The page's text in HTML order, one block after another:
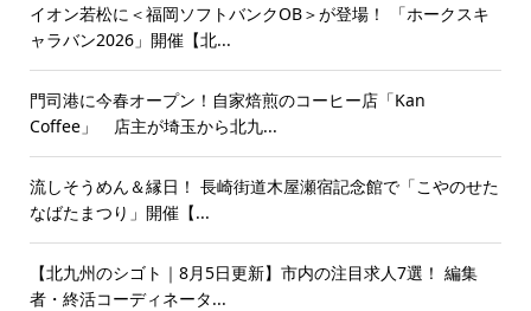
イオン若松に＜福岡ソフトバンクOB＞が登場！ 「ホークスキ
ャラバン2026」開催【北...
門司港に今春オープン！自家焙煎のコーヒー店「Kan
Coffee」 店主が埼玉から北九...
流しそうめん＆縁日！ 長崎街道木屋瀬宿記念館で「こやのせた
なばたまつり」開催【...
【北九州のシゴト｜8月5日更新】市内の注目求人7選！ 編集
者・終活コーディネータ...